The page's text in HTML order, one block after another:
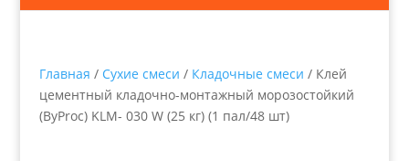
Главная / Сухие смеси / Кладочные смеси / Клей
цементный кладочно-монтажный морозостойкий
(ByProc) KLM- 030 W (25 кг) (1 пал/48 шт)